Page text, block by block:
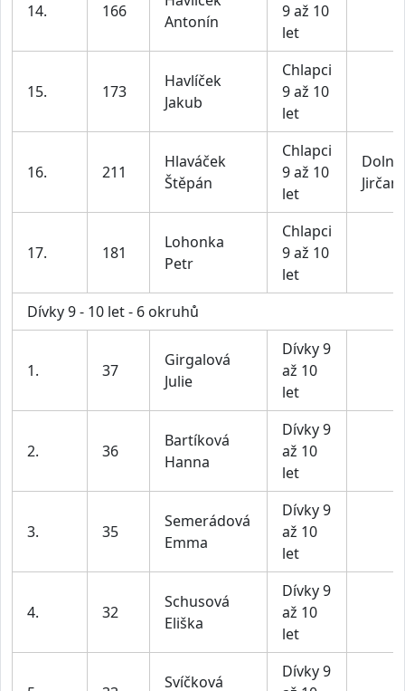
14. 166
Antonín
9 až 10
let
15. 173
Havlíček
Jakub
Chlapci
9 až 10
let
16. 211
Hlaváček
Štěpán
Chlapci
9 až 10
let
Dolní
17. 181
Lohonka
Petr
Chlapci
9 až 10
let
Dívky 9 - 10 let - 6 okruhů
1. 37
Girgalová
Julie
Dívky 9
až 10
let
2. 36
Bartíková
Hanna
Dívky 9
až 10
let
3. 35
Semerádová
Emma
Dívky 9
až 10
let
4. 32
Schusová
Eliška
Dívky 9
až 10
let
Svíčková
Dívky 9